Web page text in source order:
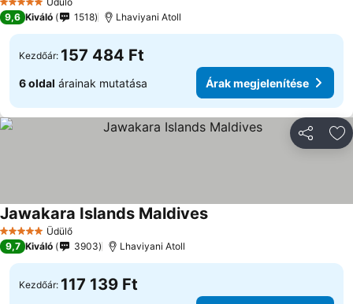
5 Kategória
9,6 Kiváló 1518 Lhaviyani Atoll
Kezdőár: 157 484 Ft
6 oldal árainak mutatása Árak megjelenítése
5 KategóriaÜdülő
Jawakara Islands MaldivesÁrak megjelenítése
9,7 Kiváló 3903 Lhaviyani Atoll
Kezdőár: 117 139 Ft